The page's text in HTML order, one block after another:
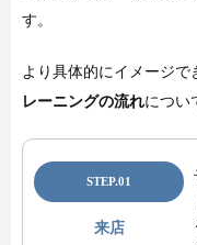
す。
より具体的にイメージ
レーニングの流れについ
STEP.01
来店